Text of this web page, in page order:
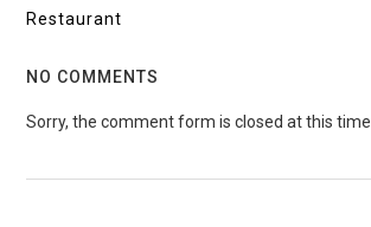
Restaurant
NO COMMENTS
Sorry, the comment form is closed at this time.